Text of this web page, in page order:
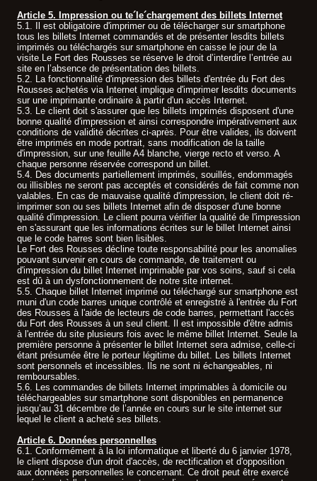
Article 5. Impression ou te´le´chargement des billets Internet
5.1. Il est obligatoire d'imprimer ou de télécharger sur smartphone
tous les billets Internet commandés et de présenter lesdits billets
imprimés ou téléchargés sur smartphone en caisse le jour de la
visite.Le Fort des Rousses se réserve le droit d’interdire l’entrée au
site en l’absence de présentation des billets.
5.2. La fonctionnalité d'impression des billets d'entrée du Fort des
Rousses achetés via Internet implique d'imprimer lesdits documents
sur une imprimante ordinaire à partir d'un accès Internet.
5.3. Le client doit s'assurer que les billets imprimés disposent d'une
bonne qualité d'impression et ainsi correspondre impérativement aux
conditions de validité décrites ci-après. Pour être valides, ils doivent
être imprimés en mode portrait, sans modification de la taille
d'impression, sur une feuille A4 blanche, vierge recto et verso. A
chaque personne réservée correspond un billet.
5.4. Des documents partiellement imprimés, souillés, endommagés
ou illisibles ne seront pas acceptés et considérés de fait comme non
valables. En cas de mauvaise qualité d'impression, le client doit ré-
imprimer son ou ses billets Internet afin de disposer d'une bonne
qualité d'impression. Le client pourra vérifier la qualité de l'impression
en s'assurant que les informations écrites sur le billet Internet ainsi
que le code barres sont bien lisibles.
Le Fort des Rousses décline toute responsabilité pour les anomalies
pouvant survenir en cours de commande, de traitement ou
d'impression du billet Internet imprimable par vos soins, sauf si cela
est dû à un dysfonctionnement de notre site internet.
5.5. Chaque billet Internet imprimé ou téléchargé sur smartphone est
muni d'un code barres unique contrôlé et enregistré à l'entrée du Fort
des Rousses à l'aide de lecteurs de code barres, permettant l'accès
du Fort des Rousses à un seul client. Il est impossible d'être admis
à l'entrée du site plusieurs fois avec le même billet Internet. Seule la
première personne à présenter le billet Internet sera admise, celle-ci
étant présumée être le porteur légitime du billet. Les billets Internet
sont personnels et incessibles. Ils ne sont ni échangeables, ni
remboursables.
5.6. Les commandes de billets Internet imprimables à domicile ou
téléchargeables sur smartphone sont disponibles en permanence
jusqu’au 31 décembre de l’année en cours sur le site internet sur
lequel le client a acheté ses billets.
Article 6. Données personnelles
6.1. Conformément à la loi informatique et liberté du 6 janvier 1978,
le client dispose d'un droit d'accès, de rectification et d'opposition
aux données personnelles le concernant. Ce droit peut être exercé